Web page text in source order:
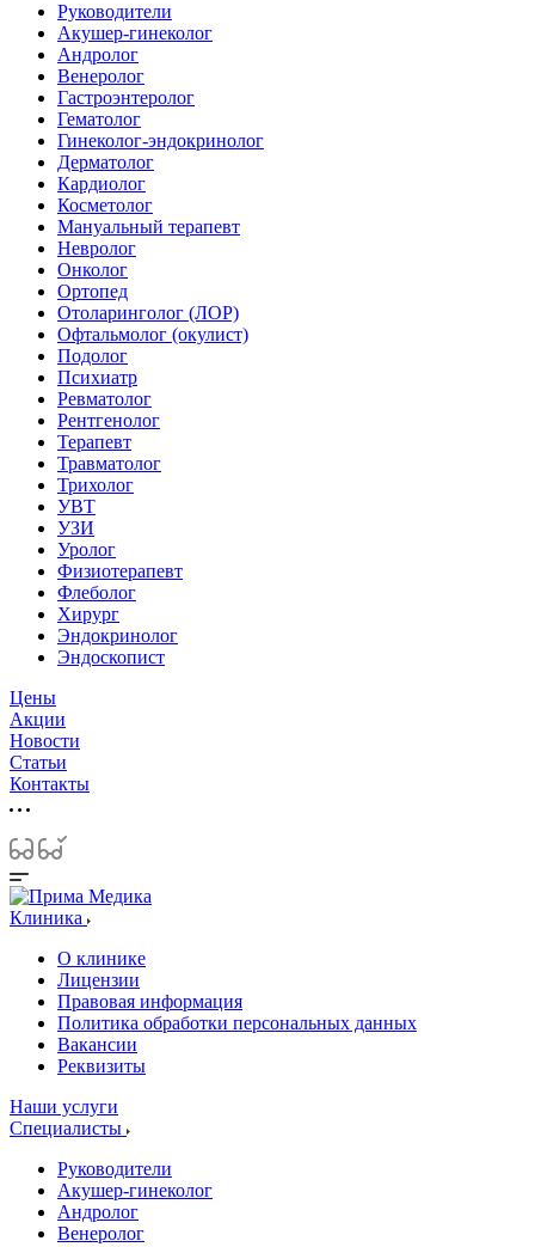
Руководители
Акушер-гинеколог
Андролог
Венеролог
Гастроэнтеролог
Гематолог
Гинеколог-эндокринолог
Дерматолог
Кардиолог
Косметолог
Мануальный терапевт
Невролог
Онколог
Ортопед
Отоларинголог (ЛОР)
Офтальмолог (окулист)
Подолог
Психиатр
Ревматолог
Рентгенолог
Терапевт
Травматолог
Трихолог
УВТ
УЗИ
Уролог
Физиотерапевт
Флеболог
Хирург
Эндокринолог
Эндоскопист
Цены
Акции
Новости
Статьи
Контакты
Клиника
О клинике
Лицензии
Правовая информация
Политика обработки персональных данных
Вакансии
Реквизиты
Наши услуги
Специалисты
Руководители
Акушер-гинеколог
Андролог
Венеролог